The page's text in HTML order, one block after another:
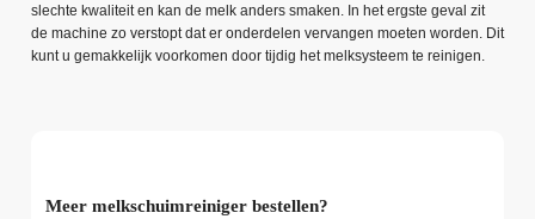
slechte kwaliteit en kan de melk anders smaken. In het ergste geval zit
de machine zo verstopt dat er onderdelen vervangen moeten worden. Dit
kunt u gemakkelijk voorkomen door tijdig het melksysteem te reinigen.
Meer melkschuimreiniger bestellen?